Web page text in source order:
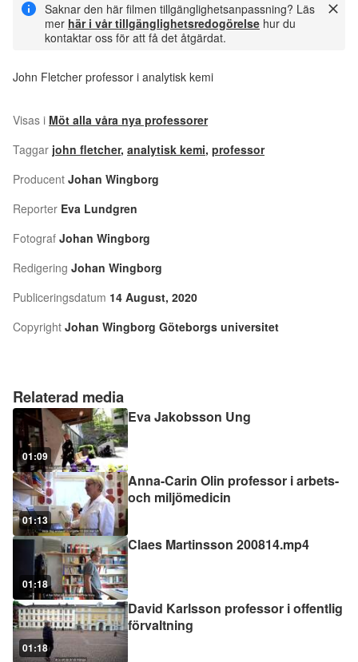
Relaterad media
01:09
Eva Jakobsson Ung
01:13
Anna-Carin Olin professor i arbets-
och miljömedicin
01:18
Claes Martinsson 200814.mp4
01:18
David Karlsson professor i offentlig
förvaltning
Saknar den här filmen tillgänglighetsanpassning? Läs
mer här i vår tillgänglighetsredogörelse hur du
kontaktar oss för att få det åtgärdat.
John Fletcher professor i analytisk kemi
Visas i Möt alla våra nya professorer
Taggar john fletcher, analytisk kemi, professor
Producent Johan Wingborg
Reporter Eva Lundgren
Fotograf Johan Wingborg
Redigering Johan Wingborg
Publiceringsdatum 14 August, 2020
Copyright Johan Wingborg Göteborgs universitet